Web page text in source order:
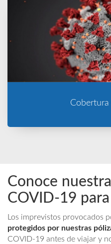
Conoce
COVID-19
Los imprevistos provocados
protegidos por nuestras
COVID-19 antes de viajar y